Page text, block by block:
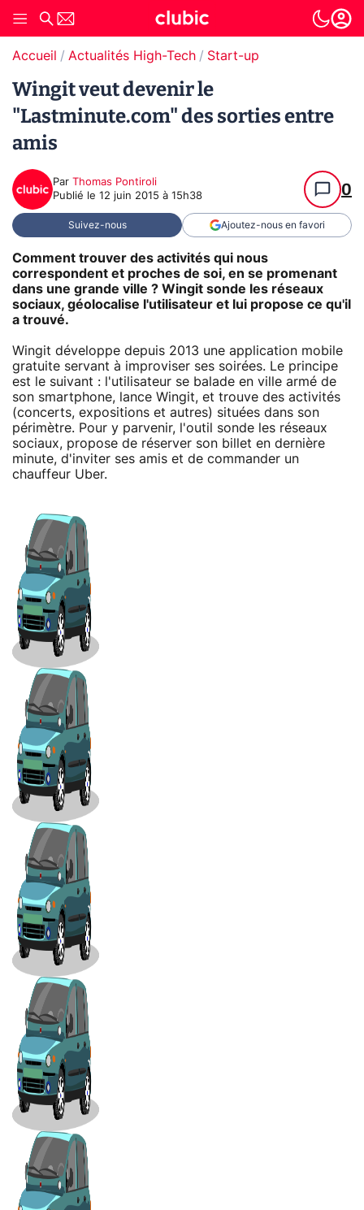
Accueil Actualités High-Tech Start-up
Wingit veut devenir le
"Lastminute.com" des sorties entre
amis
Par Thomas Pontiroli
Publié le 12 juin 2015 à 15h38 0
Suivez-nous Ajoutez-nous en favori
Comment trouver des activités qui nous
correspondent et proches de soi, en se promenant
dans une grande ville ? Wingit sonde les réseaux
sociaux, géolocalise l'utilisateur et lui propose ce qu'il
a trouvé.
Wingit développe depuis 2013 une application mobile
gratuite servant à improviser ses soirées. Le principe
est le suivant : l'utilisateur se balade en ville armé de
son smartphone, lance Wingit, et trouve des activités
(concerts, expositions et autres) situées dans son
périmètre. Pour y parvenir, l'outil sonde les réseaux
sociaux, propose de réserver son billet en dernière
minute, d'inviter ses amis et de commander un
chauffeur Uber.